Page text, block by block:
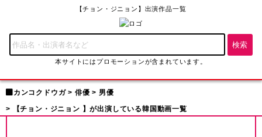
【チョン・ジニョン】出演作品一覧
本サイトにはプロモーションが含まれています。
カンコクドウガ 俳優
男優
【チョン・ジニョン 】が出演している韓国動画一覧